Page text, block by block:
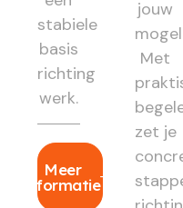
stabiele
basis
richting
werk.
Meer
informatie
jouw
Met
zet je